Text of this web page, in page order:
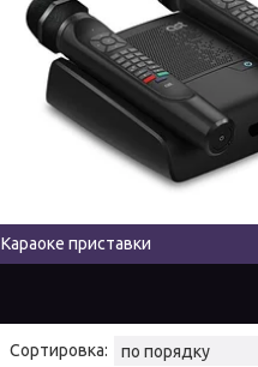
Караоке приставки